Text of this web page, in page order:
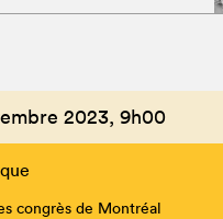
2023, 9h00
congrès de Montréal